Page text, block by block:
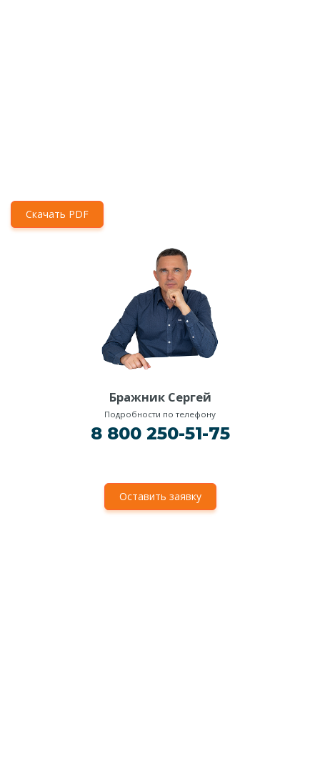
Скачать PDF
Бражник Сергей
Подробности по телефону
8 800 250-51-75
Оставить заявку